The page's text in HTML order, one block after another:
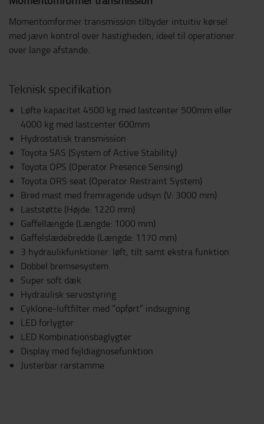
Momentomformer transmission tilbyder intuitiv kørsel
med jævn kontrol over hastigheden; ideel til operationer
over lange afstande.
Teknisk specifikation
Løfte kapacitet 4500 kg med lastcenter 500mm eller
4000 kg med lastcenter 600mm
Hydrostatisk transmission
Toyota SAS (System of Active Stability)
Toyota OPS (Operator Presence Sensing)
Toyota ORS seat (Operator Restraint System)
Bred mast med fremragende udsyn (V: 3000 mm)
Laststøtte (Højde: 1220 mm)
Gaffellængde (Længde: 1000 mm)
Gaffelslædebredde (Længde: 1170 mm)
3 hydraulikfunktioner: løft, tilt samt ekstra funktion
Dobbel bremsesystem
Super soft dæk
Hydraulisk servostyring
Cyklone-luftfilter med ”opført” indsugning
LED forlygter
LED Kombinationsbaglygter
Display med fejldiagnosefunktion
Justerbar rarstamme